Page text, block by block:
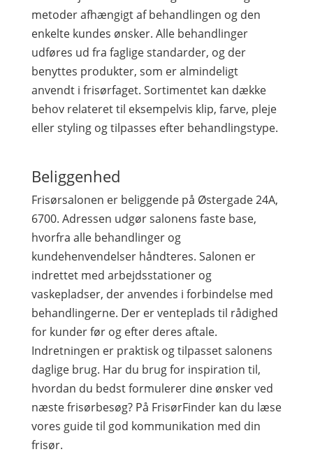
metoder afhængigt af behandlingen og den
enkelte kundes ønsker. Alle behandlinger
udføres ud fra faglige standarder, og der
benyttes produkter, som er almindeligt
anvendt i frisørfaget. Sortimentet kan dække
behov relateret til eksempelvis klip, farve, pleje
eller styling og tilpasses efter behandlingstype.
Beliggenhed
Frisørsalonen er beliggende på Østergade 24A,
6700. Adressen udgør salonens faste base,
hvorfra alle behandlinger og
kundehenvendelser håndteres. Salonen er
indrettet med arbejdsstationer og
vaskepladser, der anvendes i forbindelse med
behandlingerne. Der er venteplads til rådighed
for kunder før og efter deres aftale.
Indretningen er praktisk og tilpasset salonens
daglige brug. Har du brug for inspiration til,
hvordan du bedst formulerer dine ønsker ved
næste frisørbesøg? På FrisørFinder kan du læse
vores guide til god kommunikation med din
frisør.